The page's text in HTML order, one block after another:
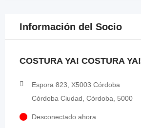
Información del Socio
COSTURA YA! COSTURA YA!
Espora 823, X5003 Córdoba
Córdoba Ciudad, Córdoba, 5000
Desconectado ahora